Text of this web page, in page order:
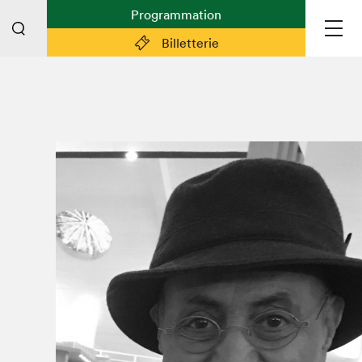
Billetterie
Programmation
Plan du Salon
Planifier sa visite (prix d'entrée,
horaire, info pratiques)
Billetterie: achetez vos billets!
FAQ visiteur·euse·s
Espace professionnel·le·s
Espace enseignant·e·s
Espace médias
Devenir bénévole
Espace exposant·e·s